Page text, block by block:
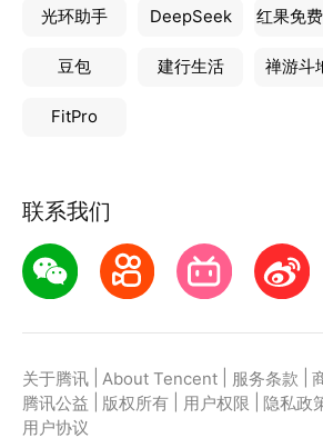
光环助手 DeepSeek 红果免
豆包 建行生活 禅游斗
FitPro
联系我们
关于腾讯 About Tencent 服务条款
腾讯公益
版权所有 用户权限 隐私政
用户协议